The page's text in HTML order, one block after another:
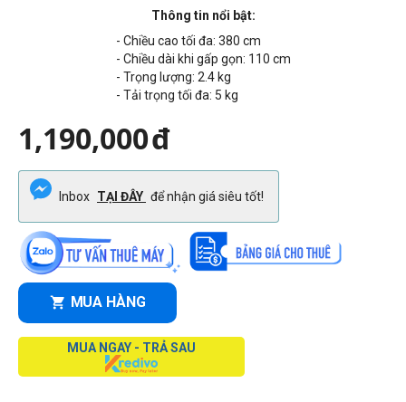
Thông tin nổi bật:
- Chiều cao tối đa: 380 cm
- Chiều dài khi gấp gọn: 110 cm
- Trọng lượng: 2.4 kg
- Tải trọng tối đa: 5 kg
1,190,000đ
Inbox TẠI ĐÂY để nhận giá siêu tốt!
MUA HÀNG
MUA NGAY - TRẢ SAU